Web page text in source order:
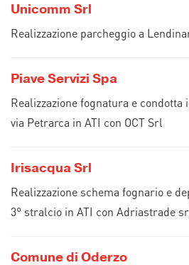
Unicomm Srl
Realizzazione parcheggio a
Piave Servizi Spa
Realizzazione fognatura e condotta
via Petrarca in ATI con OCT Srl
Irisacqua Srl
Realizzazione schema fognario e
3° stralcio in ATI con Adriastrade
Comune di Oderzo